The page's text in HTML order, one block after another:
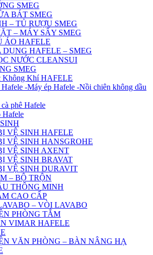
SMEG
BÁT SMEG
– TỦ RƯỢU SMEG
– MÁY SẤY SMEG
ÁO HAFELE
HAFELE – SMEG
NƯỚC CLEANSUI
SMEG
Không Khí HAFELE
-Máy ép Hafele -Nồi chiên không dầu
phê Hafele
Hafele
VỆ SINH HAFELE
VỆ SINH HANSGROHE
VỆ SINH AXENT
VỆ SINH BRAVAT
VỆ SINH DURAVIT
– BỘ TRỘN
THÔNG MINH
CAO CẤP
– VÒI LAVABO
PHÒNG TẮM
VIMAR HAFELE
VĂN PHÒNG – BÀN NÂNG HẠ